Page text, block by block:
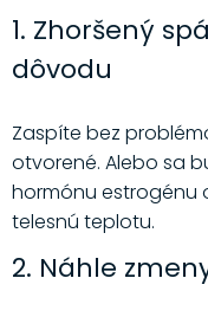
1. Zhoršený
dôvodu
Zaspíte bez
otvorené. Alebo sa
hormónu estrogénu
telesnú teplotu.
2. Náhle